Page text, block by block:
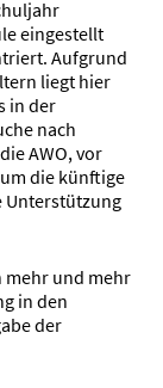
eingestellt
Aufgrund
liegt hier
in der
nach
AWO, vor
die künftige
Unterstützung
mehr und mehr
in den
der